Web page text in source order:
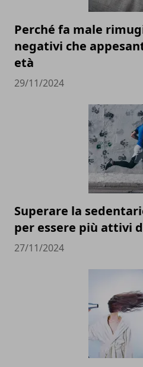
Perché fa male
negativi che
età
29/11/2024
Superare la
per essere più attivi
27/11/2024